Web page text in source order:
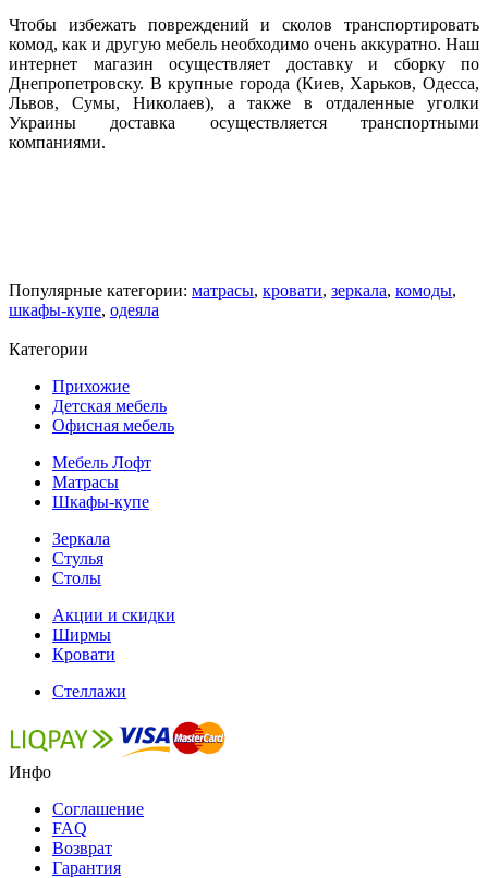
Чтобы избежать повреждений и сколов транспортировать
комод, как и другую мебель необходимо очень аккуратно. Наш
интернет магазин осуществляет доставку и сборку по
Днепропетровску. В крупные города (Киев, Харьков, Одесса,
Львов, Сумы, Николаев), а также в отдаленные уголки
Украины доставка осуществляется транспортными
компаниями.
Популярные категории: матрасы, кровати, зеркала, комоды,
шкафы-купе, одеяла
Категории
Прихожие
Детская мебель
Офисная мебель
Мебель Лофт
Матрасы
Шкафы-купе
Зеркала
Стулья
Столы
Акции и скидки
Ширмы
Кровати
Стеллажи
Инфо
Соглашение
FAQ
Возврат
Гарантия